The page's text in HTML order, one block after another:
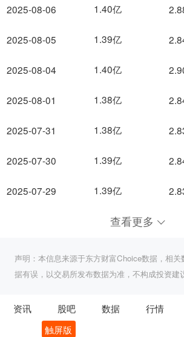
2025-08-06
2025-08-05
2025-08-04
2025-08-01
2025-07-31
2025-07-30
2025-07-29
1.40亿
1.39亿
1.40亿
1.38亿
1.38亿
1.39亿
1.39亿
查看更多
声明：本信息来源于东方财富Choice数据，相
据有误，以交易所发布数据为准，不构成投资建
资讯 股吧 数据 行情
触屏版